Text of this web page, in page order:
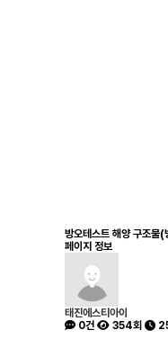
방오테스트 해양 구조물
페이지 정보
태진에스티아이
0건
354회